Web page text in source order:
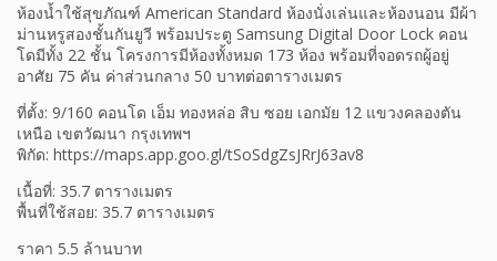
ห้องน้ำใช้สุขภัณฑ์ American Standard ห้องนั่งเล่นและห้องนอน มีผ้า
ม่านหรูสองชั้นกันยูวี พร้อมประตู Samsung Digital Door Lock คอน
โดมีทั้ง 22 ชั้น โครงการมีห้องทั้งหมด 173 ห้อง พร้อมที่จอดรถผู้อยู่
อาศัย 75 คัน ค่าส่วนกลาง 50 บาทต่อตารางเมตร
ที่ตั้ง: 9/160 คอนโด เอ็ม ทองหล่อ สิบ ซอย เอกมัย 12 แขวงคลองตัน
เหนือ เขตวัฒนา กรุงเทพฯ
พิกัด: https://maps.app.goo.gl/tSoSdgZsJRrJ63av8
เนื้อที่: 35.7 ตารางเมตร
พื้นที่ใช้สอย: 35.7 ตารางเมตร
ราคา 5.5 ล้านบาท